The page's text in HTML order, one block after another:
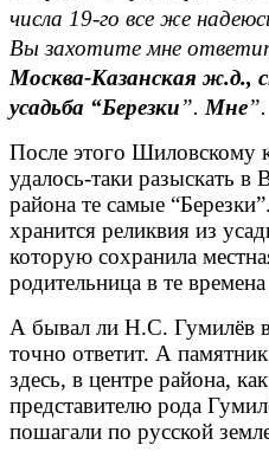
числа 19-го все же
Вы захотите мне
Москва-Казанская ж.д.,
усадьба “Березки”. Мне”.
После этого Шиловскому
удалось-таки разыскать
района те самые
хранится реликвия из
которую сохранила
родительница в те
А бывал ли Н.С. Гумилёв
точно ответит. А
здесь, в центре района,
представителю рода
пошагали по русской